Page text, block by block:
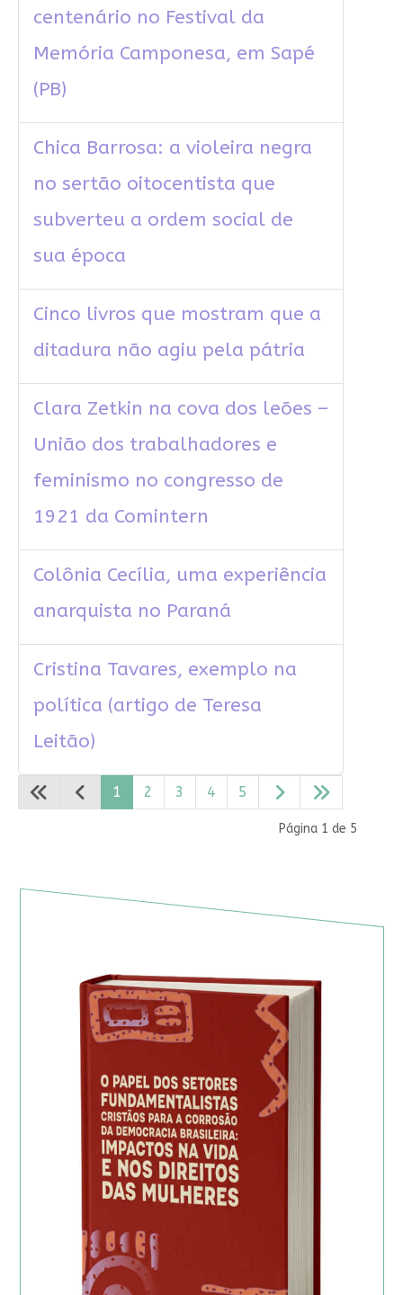
centenário no Festival da
Memória Camponesa, em Sapé
(PB)
Chica Barrosa: a violeira negra
no sertão oitocentista que
subverteu a ordem social de
sua época
Cinco livros que mostram que a
ditadura não agiu pela pátria
Clara Zetkin na cova dos leões –
União dos trabalhadores e
feminismo no congresso de
1921 da Comintern
Colônia Cecília, uma experiência
anarquista no Paraná
Cristina Tavares, exemplo na
política (artigo de Teresa
Leitão)
Página 1 de 5
1 2 3 4 5